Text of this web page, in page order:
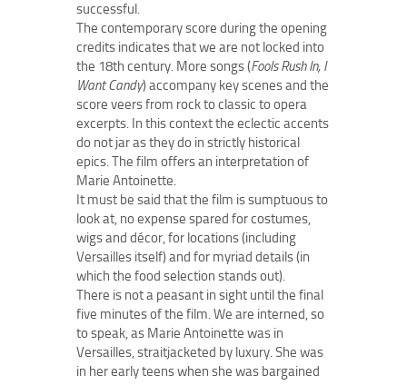
successful.
The contemporary score during the opening
credits indicates that we are not locked into
the 18th century. More songs (Fools Rush In, I
Want Candy) accompany key scenes and the
score veers from rock to classic to opera
excerpts. In this context the eclectic accents
do not jar as they do in strictly historical
epics. The film offers an interpretation of
Marie Antoinette.
It must be said that the film is sumptuous to
look at, no expense spared for costumes,
wigs and décor, for locations (including
Versailles itself) and for myriad details (in
which the food selection stands out).
There is not a peasant in sight until the final
five minutes of the film. We are interned, so
to speak, as Marie Antoinette was in
Versailles, straitjacketed by luxury. She was
in her early teens when she was bargained